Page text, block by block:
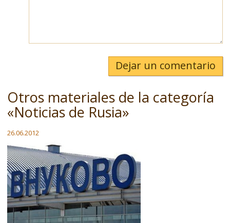
Dejar un comentario
Otros materiales de la categoría
«Noticias de Rusia»
26.06.2012